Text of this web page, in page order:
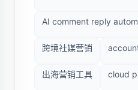
AI comment reply
跨境社媒营销
出海营销工具 cloud